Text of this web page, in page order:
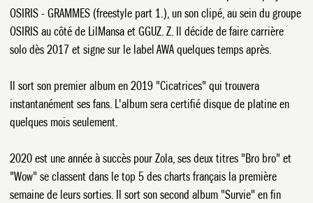
OSIRIS - GRAMMES (freestyle part 1.), un son clipé, au sein du groupe
OSIRIS au côté de LilMansa et GGUZ. Z. Il décide de faire carrière
solo dès 2017 et signe sur le label AWA quelques temps après.
Il sort son premier album en 2019 "Cicatrices" qui trouvera
instantanément ses fans. L'album sera certifié disque de platine en
quelques mois seulement.
2020 est une année à succès pour Zola, ses deux titres "Bro bro" et
"Wow" se classent dans le top 5 des charts français la première
semaine de leurs sorties. Il sort son second album "Survie" en fin